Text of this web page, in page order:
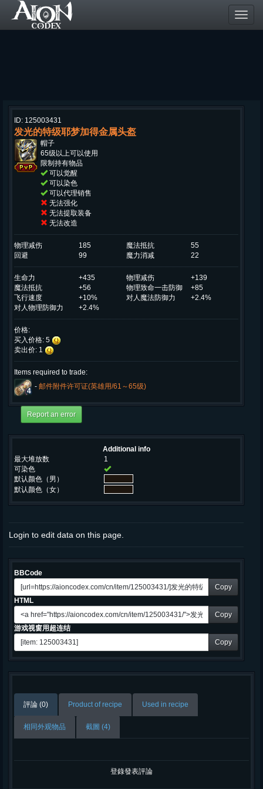
ID: 125003431
发光的特级耶梦加得金属头盔
帽子
65级以上可以使用
限制持有物品
可以觉醒
可以染色
可以代理销售
无法强化
无法提取装备
无法改造
物理减伤 185 魔法抵抗
55
回避
99 魔力消减 22
生命力 +435 物理减伤
+139
魔法抵抗
+56 物理致命一击防御
+85
飞行速度
+10% 对人魔法防御力
+2.4%
对人物理防御力
+2.4%
价格:
买入价格: 5
卖出价: 1
Items required to trade:
4
- 邮件附件许可证(英雄用/61～65级)
Additional info
最大堆放数
1
可染色
默认颜色（男）
默认颜色（女）
Login to edit data on this page.
BBCode
Copy
HTML
Copy
游戏视窗用超连结
Copy
評論 (0) Product of recipe Used in recipe
相同外观物品 截圖 (4)
登錄發表評論